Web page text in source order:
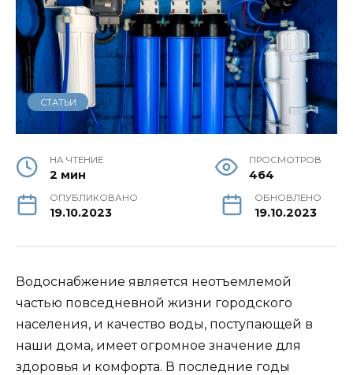
СТАТЬИ
НА ЧТЕНИЕ
2 мин
ПРОСМОТРОВ
464
ОПУБЛИКОВАНО
19.10.2023
ОБНОВЛЕНО
19.10.2023
Водоснабжение является неотъемлемой
частью повседневной жизни городского
населения, и качество воды, поступающей в
наши дома, имеет огромное значение для
здоровья и комфорта. В последние годы